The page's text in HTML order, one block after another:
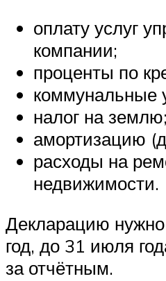
оплату услуг
компании;
проценты по
коммунальные
налог на землю;
амортизацию
расходы на
недвижимости.
Декларацию нужно
год, до 31 июля
за отчётным.